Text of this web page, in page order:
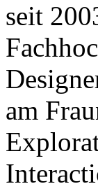
seit
am